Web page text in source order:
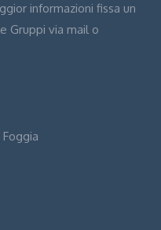
informazioni fissa un
Gruppi via mail o